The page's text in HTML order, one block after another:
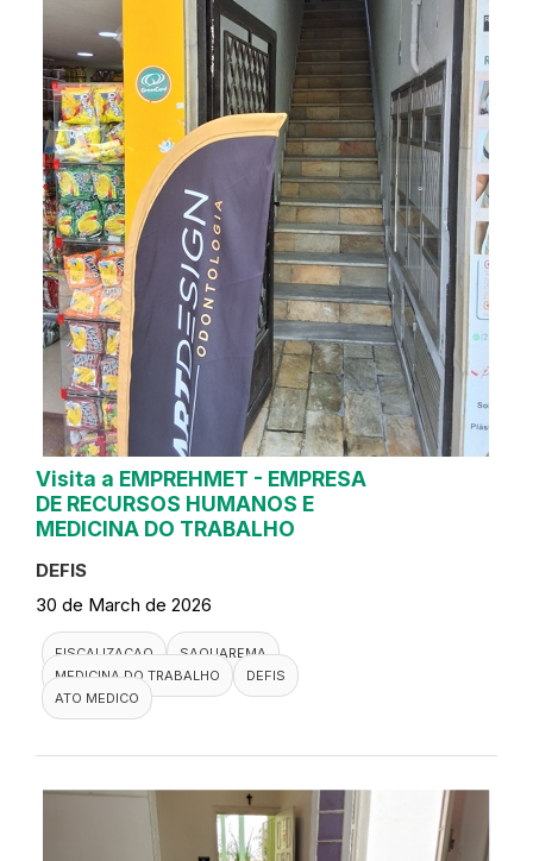
Visita a EMPREHMET - EMPRESA
DE RECURSOS HUMANOS E
MEDICINA DO TRABALHO
DEFIS
30 de March de 2026
FISCALIZACAO
SAQUAREMA
MEDICINA DO TRABALHO
DEFIS
ATO MEDICO